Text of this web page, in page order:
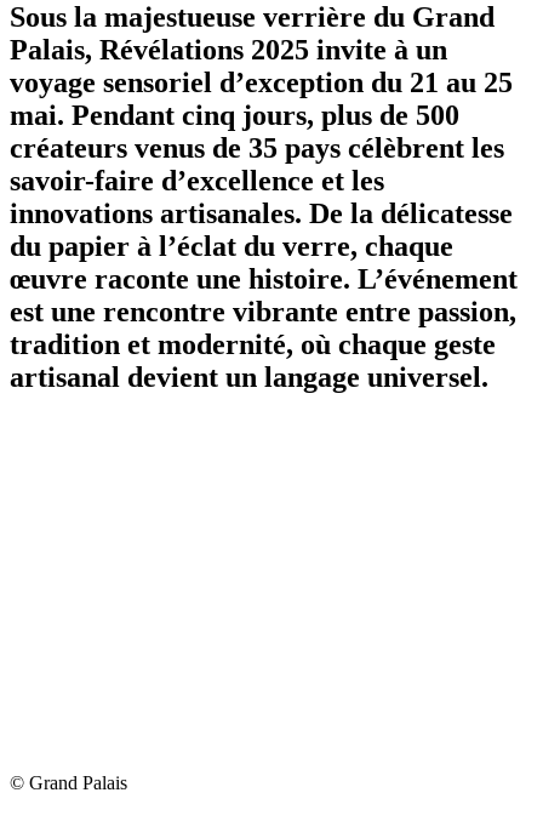
Sous la majestueuse verrière du Grand
Palais, Révélations 2025 invite à un
voyage sensoriel d’exception du 21 au 25
mai. Pendant cinq jours, plus de 500
créateurs venus de 35 pays célèbrent les
savoir-faire d’excellence et les
innovations artisanales. De la délicatesse
du papier à l’éclat du verre, chaque
œuvre raconte une histoire. L’événement
est une rencontre vibrante entre passion,
tradition et modernité, où chaque geste
artisanal devient un langage universel.
© Grand Palais